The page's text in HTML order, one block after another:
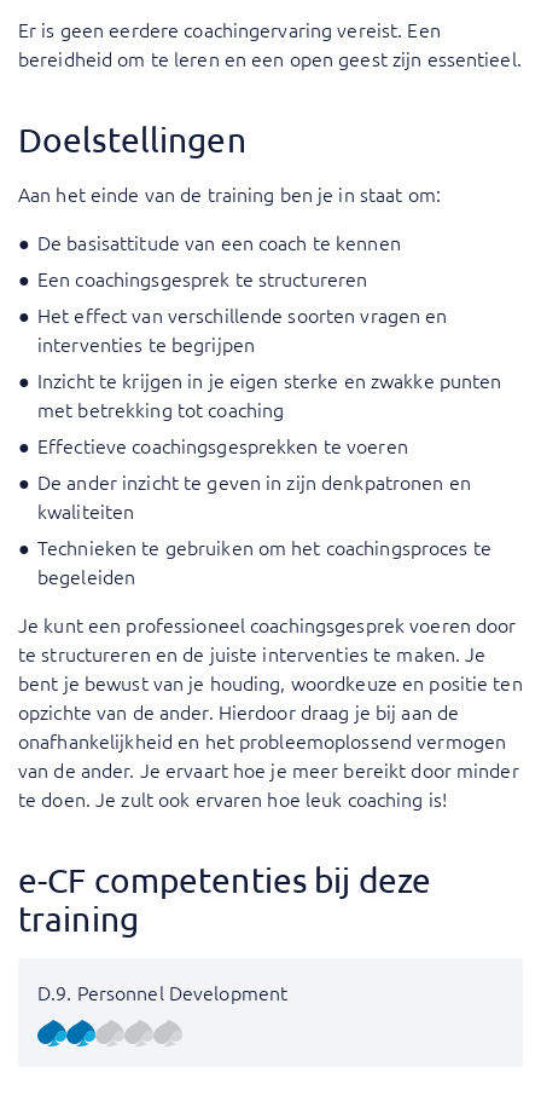
Er is geen eerdere coachingervaring vereist. Een
bereidheid om te leren en een open geest zijn essentieel.
Doelstellingen
Aan het einde van de training ben je in staat om:
De basisattitude van een coach te kennen
Een coachingsgesprek te structureren
Het effect van verschillende soorten vragen en
interventies te begrijpen
Inzicht te krijgen in je eigen sterke en zwakke punten
met betrekking tot coaching
Effectieve coachingsgesprekken te voeren
De ander inzicht te geven in zijn denkpatronen en
kwaliteiten
Technieken te gebruiken om het coachingsproces te
begeleiden
Je kunt een professioneel coachingsgesprek voeren door
te structureren en de juiste interventies te maken. Je
bent je bewust van je houding, woordkeuze en positie ten
opzichte van de ander. Hierdoor draag je bij aan de
onafhankelijkheid en het probleemoplossend vermogen
van de ander. Je ervaart hoe je meer bereikt door minder
te doen. Je zult ook ervaren hoe leuk coaching is!
e-CF competenties bij deze
training
D.9. Personnel Development